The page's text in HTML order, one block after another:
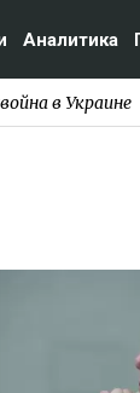
Аналитика
в Украине